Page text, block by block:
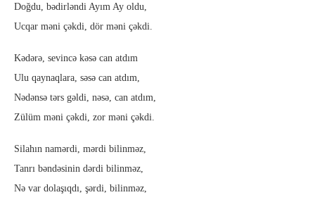
Doğdu, bədirləndi Ayım Ay oldu,
Ucqar məni çəkdi, dör məni çəkdi.
Kədərə, sevincə kəsə can atdım
Ulu qaynaqlara, səsə can atdım,
Nədənsə tərs gəldi, nəsə, can atdım,
Zülüm məni çəkdi, zor məni çəkdi.
Silahın namərdi, mərdi bilinməz,
Tanrı bəndəsinin dərdi bilinməz,
Nə var dolaşıqdı, şərdi, bilinməz,